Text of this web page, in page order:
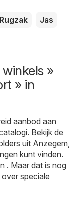
Rugzak
Jas
»
» in
aanbod aan
Bekijk de
uit Anzegem,
kunt vinden.
. Maar dat is nog
speciale